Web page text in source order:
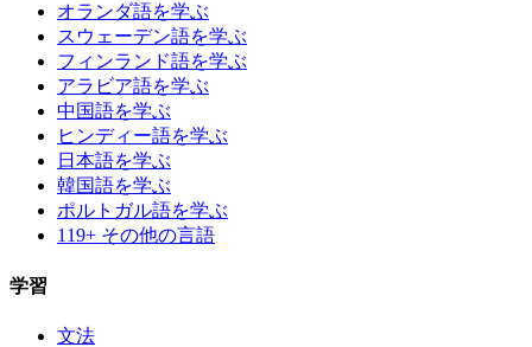
オランダ語を学ぶ
スウェーデン語を学ぶ
フィンランド語を学ぶ
アラビア語を学ぶ
中国語を学ぶ
ヒンディー語を学ぶ
日本語を学ぶ
韓国語を学ぶ
ポルトガル語を学ぶ
119+ その他の言語
学習
文法